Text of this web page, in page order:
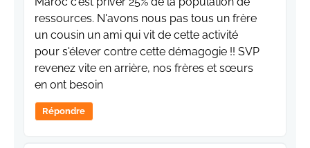
ressources. N'avons nous pas tous un frère
un cousin un ami qui vit de cette activité
pour s'élever contre cette démagogie !! SVP
revenez vite en arrière, nos frères et sœurs
en ont besoin
Répondre